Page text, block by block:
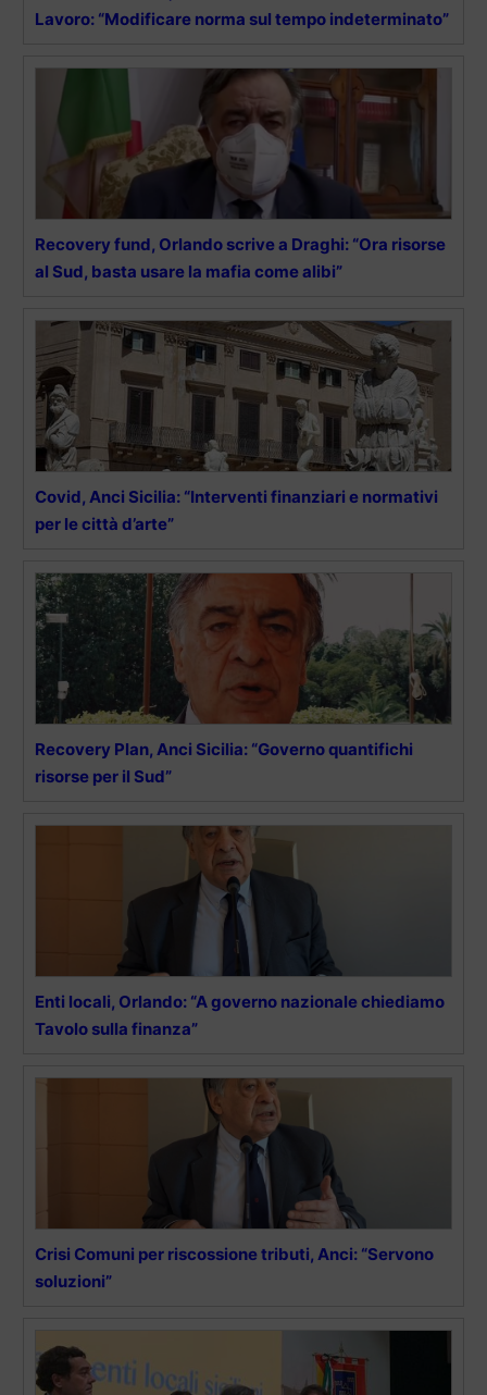
Lavoro: “Modificare norma sul tempo indeterminato”
Recovery fund, Orlando scrive a Draghi: “Ora risorse
al Sud, basta usare la mafia come alibi”
Covid, Anci Sicilia: “Interventi finanziari e normativi
per le città d’arte”
Recovery Plan, Anci Sicilia: “Governo quantifichi
risorse per il Sud”
Enti locali, Orlando: “A governo nazionale chiediamo
Tavolo sulla finanza”
Crisi Comuni per riscossione tributi, Anci: “Servono
soluzioni”